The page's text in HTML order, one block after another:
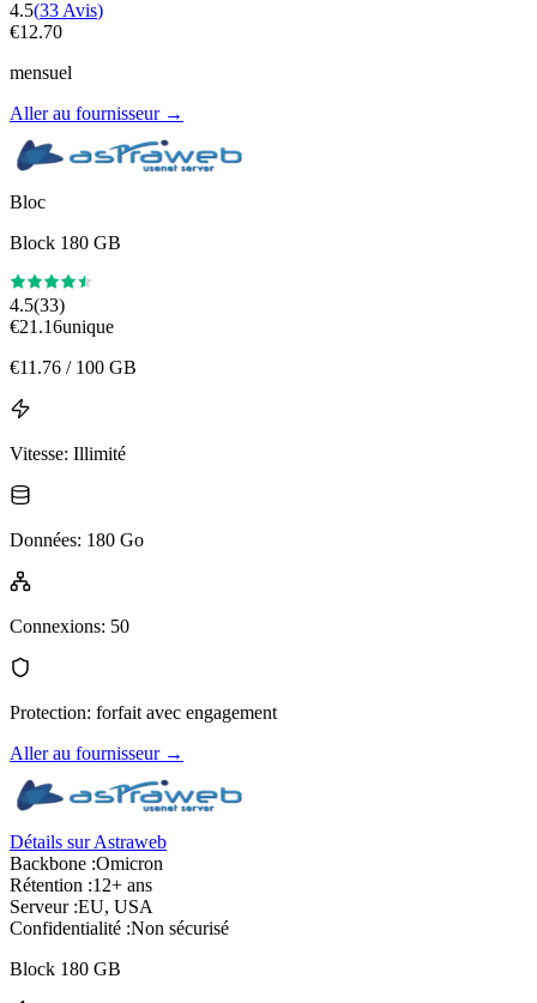
4.5(33 Avis)
€12.70
mensuel
Aller au fournisseur→
Bloc
Block 180 GB
4.5(33)
€21.16unique
€11.76 / 100 GB
Vitesse: Illimité
Données: 180 Go
Connexions: 50
Protection: forfait avec engagement
Aller au fournisseur→
Détails sur Astraweb
Backbone :Omicron
Rétention :12+ ans
Serveur :EU, USA
Confidentialité :Non sécurisé
Block 180 GB